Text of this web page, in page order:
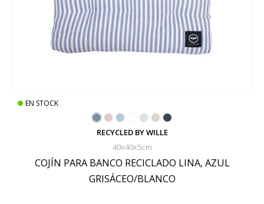
EN STOCK
RECYCLED BY WILLE
40x40x5cm
COJÍN PARA BANCO RECICLADO LINA, AZUL
GRISÁCEO/BLANCO